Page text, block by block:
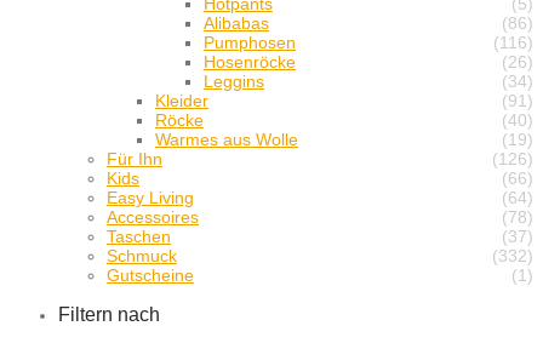
Alibabas
(86)
Pumphosen
(116)
Hosenröcke
(26)
Leggins
(34)
Kleider
(91)
Röcke
(40)
Warmes aus Wolle
(19)
Für Ihn
(126)
Kids
(66)
Easy Living
(64)
Accessoires
(78)
Taschen
(37)
Schmuck
(332)
Gutscheine
(1)
Filtern nach